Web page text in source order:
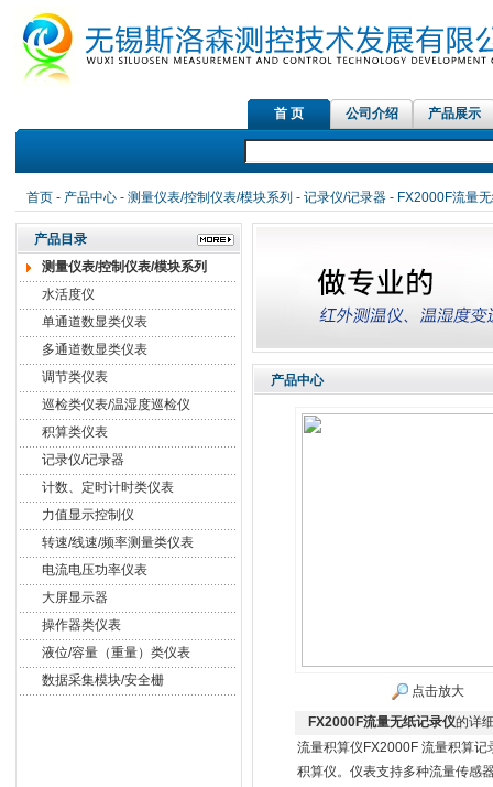
首 页 公司介绍 产品展示
首页- 产品中心- 测量仪表/控制仪表/模块系列 - 记录仪/记录器- FX2000F流量
产品目录
测量仪表/控制仪表/模块系列
水活度仪
单通道数显类仪表
多通道数显类仪表
调节类仪表
巡检类仪表/温湿度巡检仪
积算类仪表
记录仪/记录器
计数、定时计时类仪表
力值显示控制仪
转速/线速/频率测量类仪表
电流电压功率仪表
大屏显示器
操作器类仪表
液位/容量（重量）类仪表
数据采集模块/安全栅
产品中心
点击放大
FX2000F流量无纸记录仪的详
流量积算仪FX2000F 流量积算
积算仪。仪表支持多种流量传感